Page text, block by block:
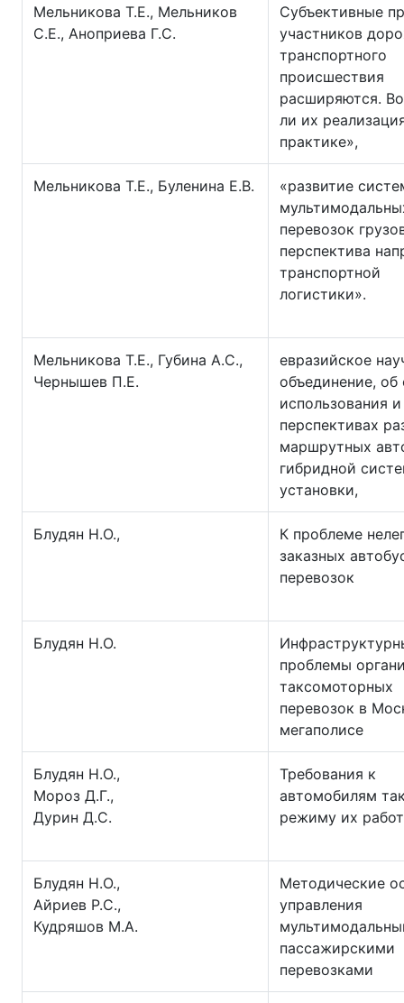
Мельникова Т.Е., Мельников
С.Е., Аноприева Г.С.
Субъективные
участников
транспортного
происшествия
расширяются.
ли их
практике»,
Мельникова Т.Е., Буленина Е.В.
«развитие
перевозок
перспектива
транспортной
логистики».
Мельникова Т.Е., Губина А.С.,
Чернышев П.Е.
евразийское
объединение, об
использования и
перспективах
маршрутных
гибридной
установки,
Блудян Н.О.,
К проблеме
заказных
перевозок
Блудян Н.О.
проблемы
таксомоторных
перевозок в
мегаполисе
Блудян Н.О.,
Мороз Д.Г.,
Дурин Д.С.
Требования к
автомобилям
режиму их
Блудян Н.О.,
Айриев Р.С.,
Кудряшов М.А.
Методические
управления
пассажирскими
перевозками